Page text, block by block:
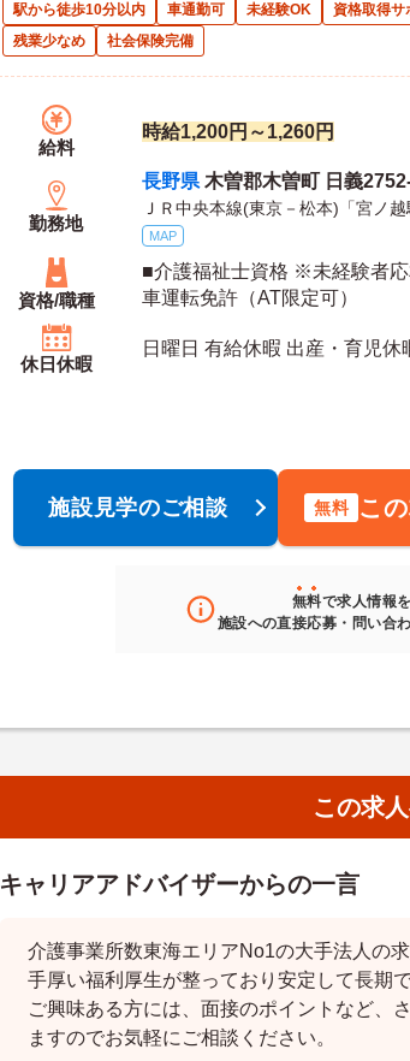
駅から徒歩10分以内 車通勤可 未経験OK 資格取得サ
残業少なめ
社会保険完備
給料
時給1,200円～1,260円
勤務地
長野県 木曽郡木曽町 日義
ＪＲ中央本線(東京－松本)「宮ノ
MAP
資格/職種
■介護福祉士資格 ※未経験者
車運転免許（AT限定可）
休日休暇
日曜日 有給休暇 出産・育児休
施設見学のご相談 無料 こ
無料で求人情報
施設への直接応募・問い合
この求
キャリアアドバイザーからの一言
介護事業所数東海エリアNo1の大手法人の求
手厚い福利厚生が整っており安定して長期
ご興味ある方には、面接のポイントなど、
ますのでお気軽にご相談ください。